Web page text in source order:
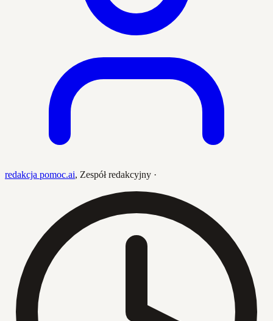
redakcja pomoc.ai, Zespół redakcyjny ·